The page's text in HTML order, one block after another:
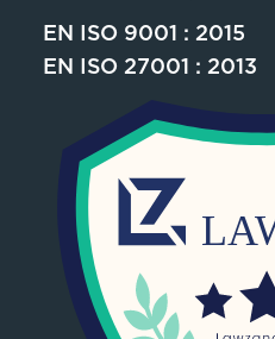
EN ISO 9001 : 2015
EN ISO 27001 : 2013